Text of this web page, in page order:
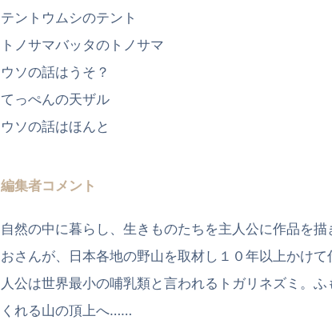
テントウムシのテント
トノサマバッタのトノサマ
ウソの話はうそ？
てっぺんの天ザル
ウソの話はほんと
編集者コメント
自然の中に暮らし、生きものたちを主人公に作品を
おさんが、日本各地の野山を取材し１０年以上かけ
人公は世界最小の哺乳類と言われるトガリネズミ。
くれる山の頂上へ……